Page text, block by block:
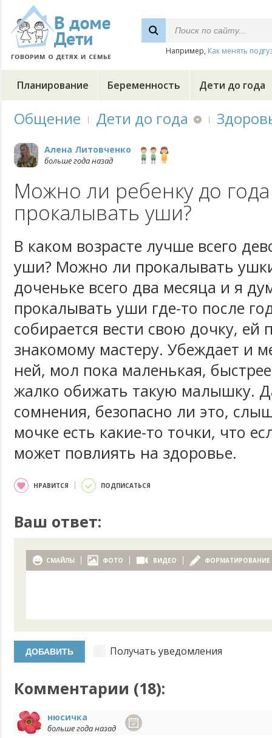
Например, Как менять
Планирование Беременность Дети до года
Общение Дети до года
Алена Литовченко
больше года назад
Можно ли ребенку до года
прокалывать уши?
В каком возрасте лучше всего
уши? Можно ли прокалывать
доченьке всего два месяца и я
прокалывать уши где-то после
собирается вести свою дочку, ей
знакомому мастеру. Убеждает и
ней, мол пока маленькая,
жалко обижать такую малышку.
сомнения, безопасно ли это,
мочке есть какие-то точки, что
может повлиять на здоровье.
НРАВИТСЯ ПОДПИСАТЬСЯ
Ваш ответ:
СМАЙЛЫ ФОТО ВИДЕО ФОРМАТИРОВАНИЕ
Получать уведомления
Комментарии (18):
нюсичка
больше года назад